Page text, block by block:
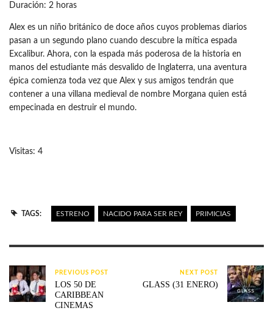
Duración: 2 horas
Alex es un niño británico de doce años cuyos problemas diarios
pasan a un segundo plano cuando descubre la mítica espada
Excalibur. Ahora, con la espada más poderosa de la historia en
manos del estudiante más desvalido de Inglaterra, una aventura
épica comienza toda vez que Alex y sus amigos tendrán que
contener a una villana medieval de nombre Morgana quien está
empecinada en destruir el mundo.
Visitas: 4
TAGS: ESTRENO NACIDO PARA SER REY PRIMICIAS
PREVIOUS POST
LOS 50 DE
CARIBBEAN
CINEMAS
NEXT POST
GLASS (31 ENERO)